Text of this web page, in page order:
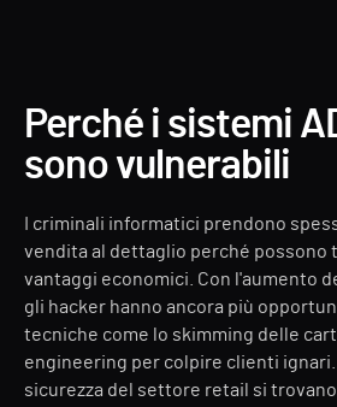
Perché i sistemi
sono vulnerabili
I criminali informatici prendono
vendita al dettaglio perché possono
vantaggi economici. Con l'aumento
gli hacker hanno ancora più
tecniche come lo skimming delle
engineering per colpire clienti ignari.
sicurezza del settore retail si